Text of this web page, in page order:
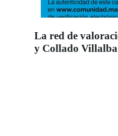
La red de
y Collado Villalba